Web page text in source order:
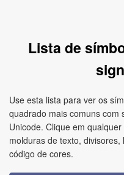
Lista de
Use esta lista para ver os
quadrado mais comuns com
Unicode. Clique em
molduras de texto,
código de cores.